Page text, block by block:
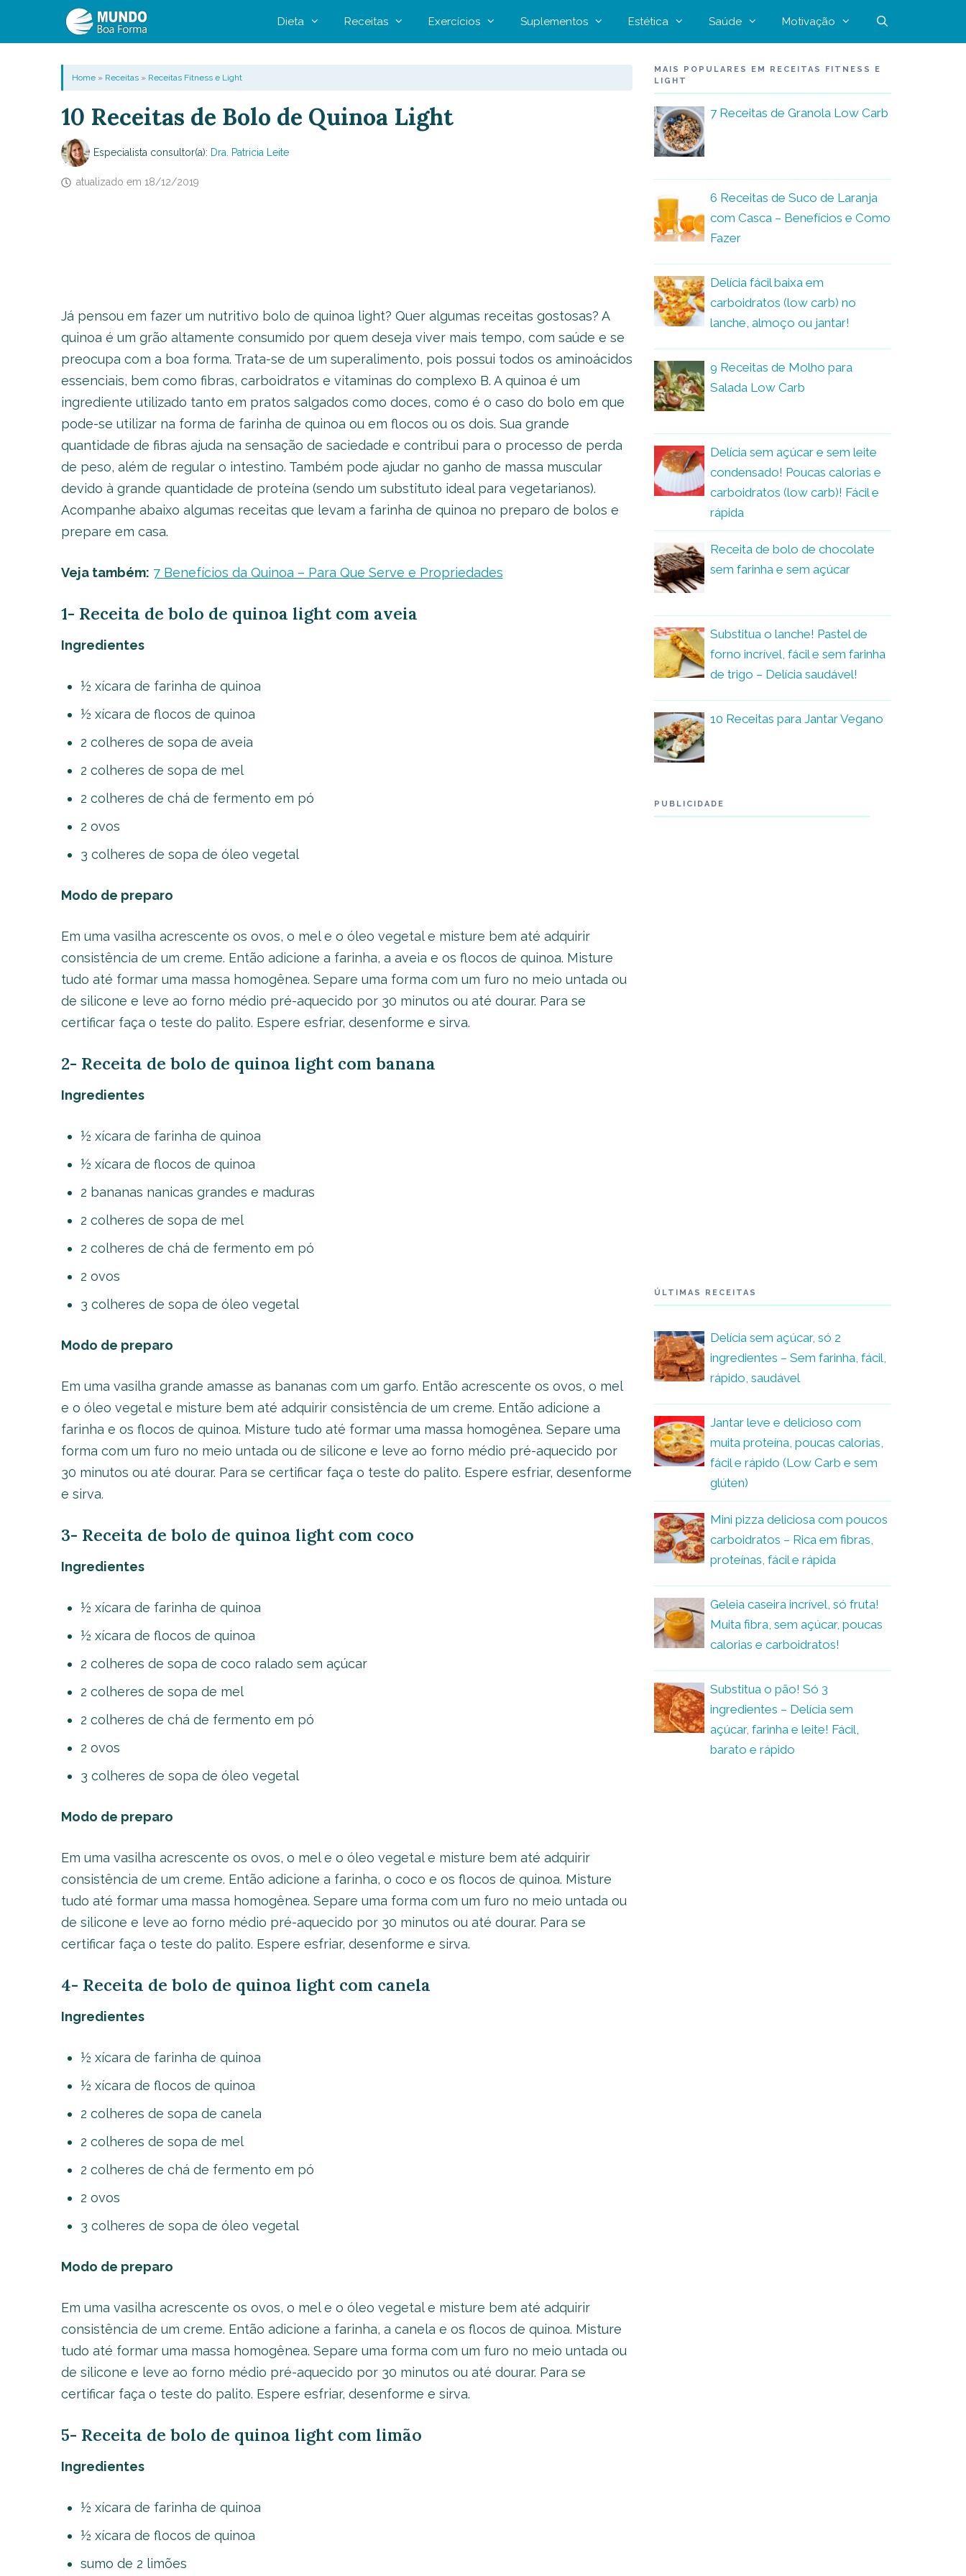
Dieta Receitas Exercícios Suplementos Estética Saúde Motivação
Home» Receitas» Receitas Fitness e Light
10 Receitas de Bolo de Quinoa Light
Especialista consultor(a): Dra. Patricia Leite
atualizado em 18/12/2019
Já pensou em fazer um nutritivo bolo de quinoa light? Quer algumas receitas gostosas? A
quinoa é um grão altamente consumido por quem deseja viver mais tempo, com saúde e se
preocupa com a boa forma. Trata-se de um superalimento, pois possui todos os aminoácidos
essenciais, bem como fibras, carboidratos e vitaminas do complexo B. A quinoa é um
ingrediente utilizado tanto em pratos salgados como doces, como é o caso do bolo em que
pode-se utilizar na forma de farinha de quinoa ou em flocos ou os dois. Sua grande
quantidade de fibras ajuda na sensação de saciedade e contribui para o processo de perda
de peso, além de regular o intestino. Também pode ajudar no ganho de massa muscular
devido à grande quantidade de proteína (sendo um substituto ideal para vegetarianos).
Acompanhe abaixo algumas receitas que levam a farinha de quinoa no preparo de bolos e
prepare em casa.
Veja também: 7 Benefícios da Quinoa – Para Que Serve e Propriedades
1- Receita de bolo de quinoa light com aveia
Ingredientes
½ xícara de farinha de quinoa
½ xícara de flocos de quinoa
2 colheres de sopa de aveia
2 colheres de sopa de mel
2 colheres de chá de fermento em pó
2 ovos
3 colheres de sopa de óleo vegetal
Modo de preparo
Em uma vasilha acrescente os ovos, o mel e o óleo vegetal e misture bem até adquirir
consistência de um creme. Então adicione a farinha, a aveia e os flocos de quinoa. Misture
tudo até formar uma massa homogênea. Separe uma forma com um furo no meio untada ou
de silicone e leve ao forno médio pré-aquecido por 30 minutos ou até dourar. Para se
certificar faça o teste do palito. Espere esfriar, desenforme e sirva.
2- Receita de bolo de quinoa light com banana
Ingredientes
½ xícara de farinha de quinoa
½ xícara de flocos de quinoa
2 bananas nanicas grandes e maduras
2 colheres de sopa de mel
2 colheres de chá de fermento em pó
2 ovos
3 colheres de sopa de óleo vegetal
Modo de preparo
Em uma vasilha grande amasse as bananas com um garfo. Então acrescente os ovos, o mel
e o óleo vegetal e misture bem até adquirir consistência de um creme. Então adicione a
farinha e os flocos de quinoa. Misture tudo até formar uma massa homogênea. Separe uma
forma com um furo no meio untada ou de silicone e leve ao forno médio pré-aquecido por
30 minutos ou até dourar. Para se certificar faça o teste do palito. Espere esfriar, desenforme
e sirva.
3- Receita de bolo de quinoa light com coco
Ingredientes
½ xícara de farinha de quinoa
½ xícara de flocos de quinoa
2 colheres de sopa de coco ralado sem açúcar
2 colheres de sopa de mel
2 colheres de chá de fermento em pó
2 ovos
3 colheres de sopa de óleo vegetal
Modo de preparo
Em uma vasilha acrescente os ovos, o mel e o óleo vegetal e misture bem até adquirir
consistência de um creme. Então adicione a farinha, o coco e os flocos de quinoa. Misture
tudo até formar uma massa homogênea. Separe uma forma com um furo no meio untada ou
de silicone e leve ao forno médio pré-aquecido por 30 minutos ou até dourar. Para se
certificar faça o teste do palito. Espere esfriar, desenforme e sirva.
4- Receita de bolo de quinoa light com canela
Ingredientes
½ xícara de farinha de quinoa
½ xícara de flocos de quinoa
2 colheres de sopa de canela
2 colheres de sopa de mel
2 colheres de chá de fermento em pó
2 ovos
3 colheres de sopa de óleo vegetal
Modo de preparo
Em uma vasilha acrescente os ovos, o mel e o óleo vegetal e misture bem até adquirir
consistência de um creme. Então adicione a farinha, a canela e os flocos de quinoa. Misture
tudo até formar uma massa homogênea. Separe uma forma com um furo no meio untada ou
de silicone e leve ao forno médio pré-aquecido por 30 minutos ou até dourar. Para se
certificar faça o teste do palito. Espere esfriar, desenforme e sirva.
5- Receita de bolo de quinoa light com limão
Ingredientes
½ xícara de farinha de quinoa
½ xícara de flocos de quinoa
sumo de 2 limões
MAIS POPULARES EM RECEITAS FITNESS E
LIGHT
7 Receitas de Granola Low Carb
6 Receitas de Suco de Laranja
com Casca – Benefícios e Como
Fazer
Delícia fácil baixa em
carboidratos (low carb) no
lanche, almoço ou jantar!
9 Receitas de Molho para
Salada Low Carb
Delícia sem açúcar e sem leite
condensado! Poucas calorias e
carboidratos (low carb)! Fácil e
rápida
Receita de bolo de chocolate
sem farinha e sem açúcar
Substitua o lanche! Pastel de
forno incrível, fácil e sem farinha
de trigo – Delícia saudável!
10 Receitas para Jantar Vegano
PUBLICIDADE
ÚLTIMAS RECEITAS
Delícia sem açúcar, só 2
ingredientes – Sem farinha, fácil,
rápido, saudável
Jantar leve e delicioso com
muita proteína, poucas calorias,
fácil e rápido (Low Carb e sem
glúten)
Mini pizza deliciosa com poucos
carboidratos – Rica em fibras,
proteínas, fácil e rápida
Geleia caseira incrível, só fruta!
Muita fibra, sem açúcar, poucas
calorias e carboidratos!
Substitua o pão! Só 3
ingredientes – Delícia sem
açúcar, farinha e leite! Fácil,
barato e rápido